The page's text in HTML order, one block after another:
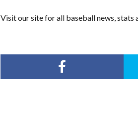
Visit our site for all baseball news,